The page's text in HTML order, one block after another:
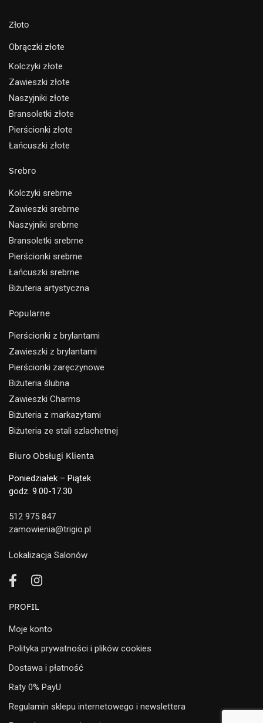
Złoto
Obrączki złote
Kolczyki złote
Zawieszki złote
Naszyjniki złote
Bransoletki złote
Pierścionki złote
Łańcuszki złote
Srebro
Kolczyki srebrne
Zawieszki srebrne
Naszyjniki srebrne
Bransoletki srebrne
Pierścionki srebrne
Łańcuszki srebrne
Biżuteria artystyczna
Popularne
Pierścionki z brylantami
Zawieszki z brylantami
Pierścionki zaręczynowe
Biżuteria ślubna
Zawieszki Charms
Biżuteria z markazytami
Biżuteria ze stali szlachetnej
Biuro Obsługi Klienta
Poniedziałek – Piątek
godz. 9.00-17.30
512 975 847
zamowienia@trigio.pl
Lokalizacja Salonów
PROFIL
Moje konto
Polityka prywatności i plików cookies
Dostawa i płatność
Raty 0% PayU
Regulamin sklepu internetowego i newslettera